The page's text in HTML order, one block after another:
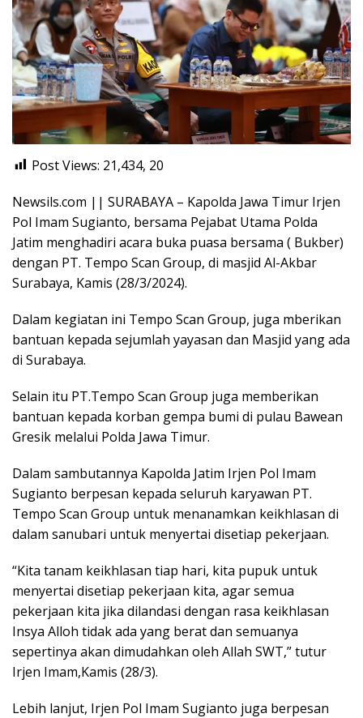
Post Views: 21,434, 20
Newsils.com || SURABAYA – Kapolda Jawa Timur Irjen
Pol Imam Sugianto, bersama Pejabat Utama Polda
Jatim menghadiri acara buka puasa bersama ( Bukber)
dengan PT. Tempo Scan Group, di masjid Al-Akbar
Surabaya, Kamis (28/3/2024).
Dalam kegiatan ini Tempo Scan Group, juga mberikan
bantuan kepada sejumlah yayasan dan Masjid yang ada
di Surabaya.
Selain itu PT.Tempo Scan Group juga memberikan
bantuan kepada korban gempa bumi di pulau Bawean
Gresik melalui Polda Jawa Timur.
Dalam sambutannya Kapolda Jatim Irjen Pol Imam
Sugianto berpesan kepada seluruh karyawan PT.
Tempo Scan Group untuk menanamkan keikhlasan di
dalam sanubari untuk menyertai disetiap pekerjaan.
“Kita tanam keikhlasan tiap hari, kita pupuk untuk
menyertai disetiap pekerjaan kita, agar semua
pekerjaan kita jika dilandasi dengan rasa keikhlasan
Insya Alloh tidak ada yang berat dan semuanya
sepertinya akan dimudahkan oleh Allah SWT,” tutur
Irjen Imam,Kamis (28/3).
Lebih lanjut, Irjen Pol Imam Sugianto juga berpesan